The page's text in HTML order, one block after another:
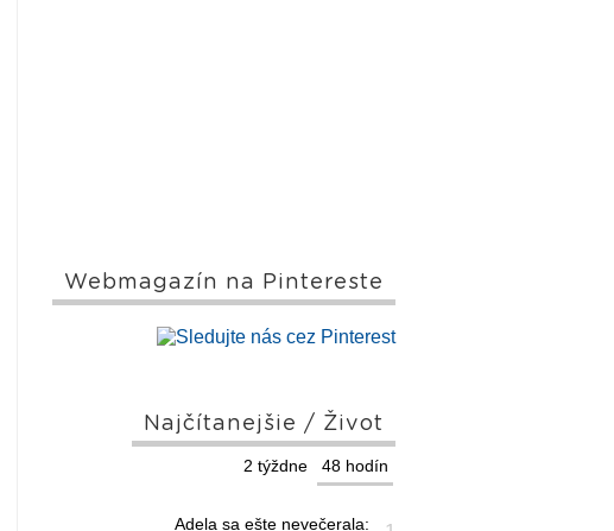
Webmagazín na Pintereste
Najčítanejšie / Život
48 hodín
2 týždne
Adela sa ešte nevečerala: